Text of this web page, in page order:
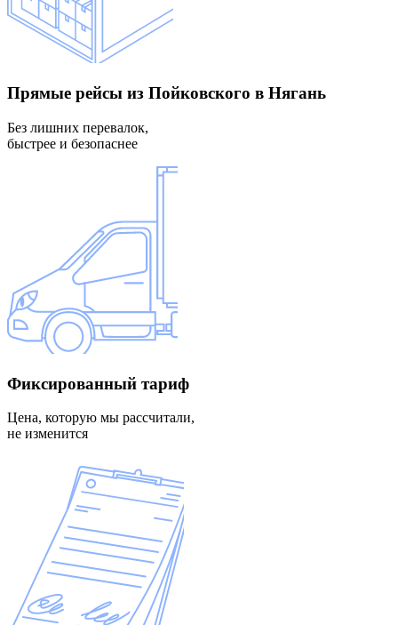
Прямые рейсы из Пойковского в Нягань
Без лишних перевалок,
быстрее и безопаснее
Фиксированный тариф
Цена, которую мы рассчитали,
не изменится